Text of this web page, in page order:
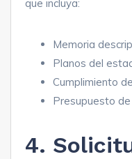
que incluya:
Memoria
Planos del
Cumplimiento
Presupuesto
4.